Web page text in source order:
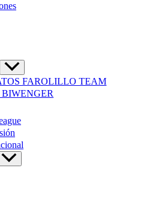
FAROLILLO TEAM